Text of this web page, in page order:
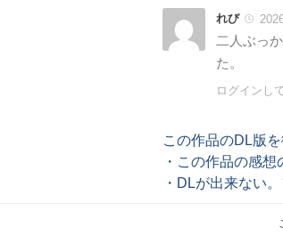
れび
二人ぶっ
た。
ログインし
この作品のDL版
・この作品の感
・DLが出来ない